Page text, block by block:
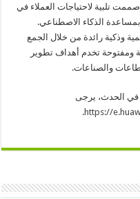
تلبية لاحتياجات العملاء في
الذكاء الاصطناعي.
وذكية رائدة من خلال الجمع
ومفتوحة تخدم أهداف تطوير
والصناعات.
في الحدث، يرجى
https://
.